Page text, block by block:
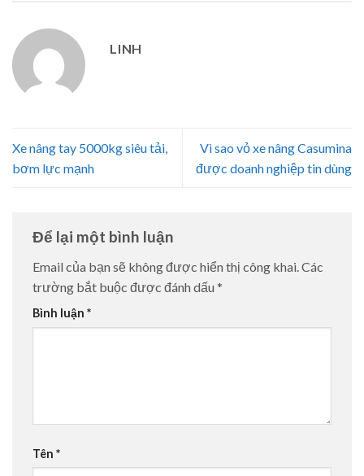
LINH
Xe nâng tay 5000kg siêu tải,
bơm lực mạnh
Vì sao vỏ xe nâng Casumina
được doanh nghiệp tin dùng
Để lại một bình luận
Email của bạn sẽ không được hiển thị công khai.Các
trường bắt buộc được đánh dấu *
Bình luận *
Tên *